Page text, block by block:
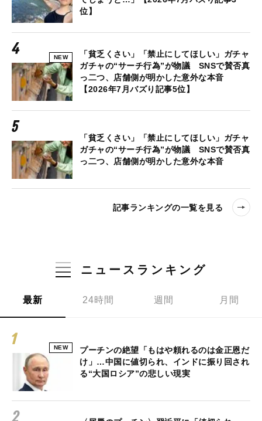
位】
NEW
「貧乏くさい」「禁止にしてほしい」ガチャ
ガチャの“サーチ行為”が物議 SNSで賛否真
っ二つ、店舗側が明かした意外な本音
【2026年7月バズり記事5位】
「貧乏くさい」「禁止にしてほしい」ガチャ
ガチャの“サーチ行為”が物議 SNSで賛否真
っ二つ、店舗側が明かした意外な本音
記事ランキングの一覧を見る
ニュースランキング
最新 24時間 週間 月間
NEW
プーチンの絶望「もはや頼れるのは金正恩だ
け」…中国に値切られ、インドに振り回され
る“大国ロシア”の悲しい現実